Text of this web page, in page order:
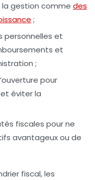
gestion comme des
;
personnelles et
et
;
pour
éviter la
fiscales pour ne
avantageux ou de
fiscal, les